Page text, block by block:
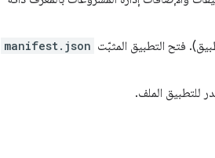
فتح التطبيق المثبّت manifest.json
للتطبيق الملف.